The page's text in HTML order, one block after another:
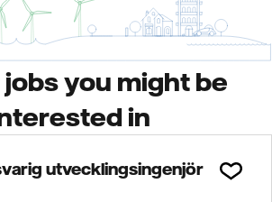
you might be
in
utvecklingsingenjör